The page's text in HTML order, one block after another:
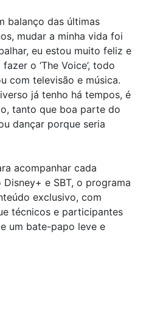
balanço das últimas
mudar a minha vida foi
eu estou muito feliz e
o ‘The Voice’, todo
com televisão e música.
já tenho há tempos, é
tanto que boa parte do
dançar porque seria
acompanhar cada
e SBT, o programa
exclusivo, com
técnicos e participantes
um bate-papo leve e